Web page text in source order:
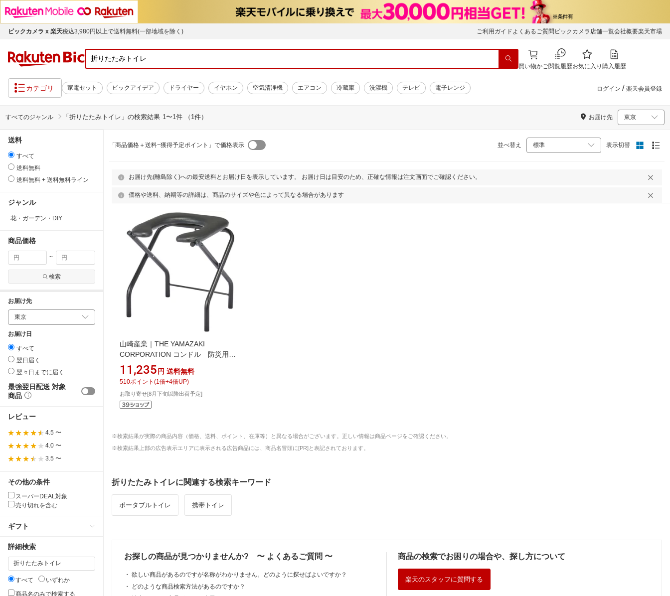
ビックカメラ x 楽天税込3,980円以上で送料無料(一部地域を除く) ご利用ガイド よくあるご質問 ビックカメラ店舗一覧会社概要楽天市場
買い物かご閲覧履歴お気に入り 購入履歴
カテゴリ 家電セット ビックアイデア ドライヤー イヤホン 空気清浄機 エアコン 冷蔵庫 洗濯機 テレビ 電子レンジ ログイン / 楽天会員登録
すべてのジャンル 「 折りたたみトイレ 」の検索結果 1〜1件 （1件） お届け先
送料
すべて
送料無料
送料無料 + 送料無料ライン
ジャンル
花・ガーデン・DIY
商品価格
~
検索
お届け先
お届け日
すべて
翌日届く
翌々日までに届く
最強翌日配送 対象
商品
レビュー
4.5 〜
4.0 〜
3.5 〜
その他の条件
スーパーDEAL対象
売り切れを含む
ギフト
詳細検索
すべて
いずれか
商品名のみで検索する
「商品価格＋送料−獲得予定ポイント」で価格表示 並べ替え 表示切替
お届け先(離島除く)への最安送料とお届け日を表示しています。 お届け日は目安のため、正確な情報は注文画面でご確認ください。
価格や送料、納期等の詳細は、商品のサイズや色によって異なる場合があります
山崎産業｜THE YAMAZAKI
CORPORATION コンドル 防災用ト
イレ 折りたたみチェアVNトイレ型
11,235 円 送料無料
510ポイント (1 倍+4倍UP)
お取り寄せ[8月下旬以降出荷予定]
※検索結果が実際の商品内容（価格、送料、ポイント、在庫等）と異なる場合がございます。正しい情報は商品ページをご確認ください。
※検索結果上部の広告表示エリアに表示される広告商品には、商品名冒頭に[PR]と表記されております。
折りたたみトイレに関連する検索キーワード
ポータブルトイレ 携帯トイレ
お探しの商品が見つかりませんか? 〜 よくあるご質問 〜
・ 欲しい商品があるのですが名称がわかりません。どのように探せばよいですか？
・
どのような商品検索方法があるのですか？
商品の検索でお困りの場合や、探し方について
楽天のスタッフに質問する